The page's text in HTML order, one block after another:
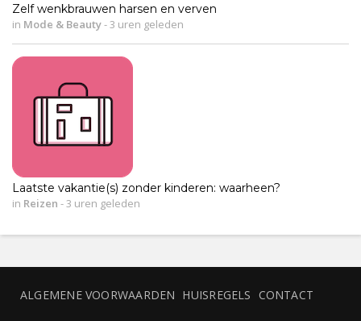
Zelf wenkbrauwen harsen en verven
in Mode & Beauty-3 uren geleden
Laatste vakantie(s) zonder kinderen: waarheen?
in Reizen -3 uren geleden
ALGEMENE VOORWAARDEN HUISREGELS CONTACT